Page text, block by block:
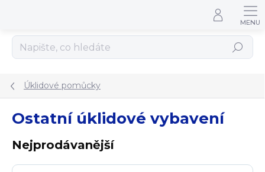
Hledat
Úklidové pomůcky
Ostatní úklidové vybavení
Nejprodávanější